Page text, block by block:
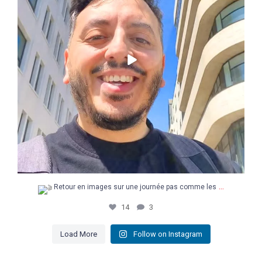
Retour en images sur une journée pas comme les ...
14 3
Load More Follow on Instagram